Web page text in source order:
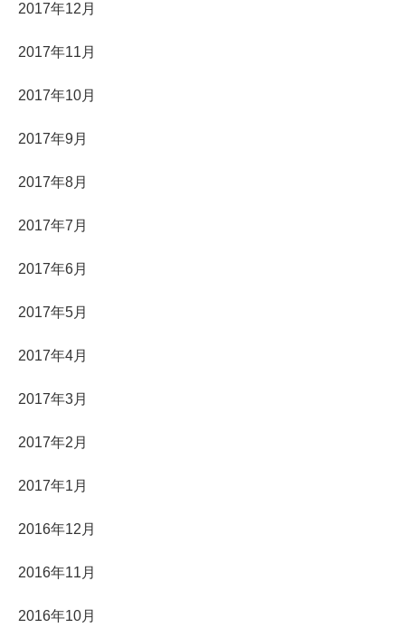
2017年12月
2017年11月
2017年10月
2017年9月
2017年8月
2017年7月
2017年6月
2017年5月
2017年4月
2017年3月
2017年2月
2017年1月
2016年12月
2016年11月
2016年10月